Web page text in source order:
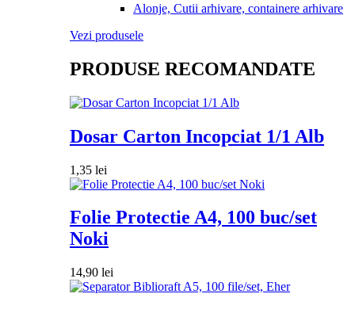
Alonje, Cutii arhivare, containere arhivare
Vezi produsele
PRODUSE RECOMANDATE
Dosar Carton Incopciat 1/1 Alb
1,35 lei
Folie Protectie A4, 100 buc/set
Noki
14,90 lei